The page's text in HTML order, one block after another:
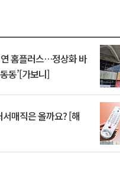
홈플러스…정상화 바
동’[가보니]
매직은 올까요? [해